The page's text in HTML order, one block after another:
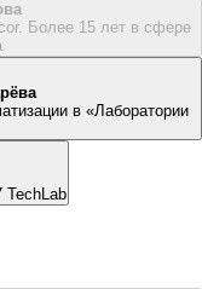
Более 15 лет в сфере
в «Лаборатории
TechLab